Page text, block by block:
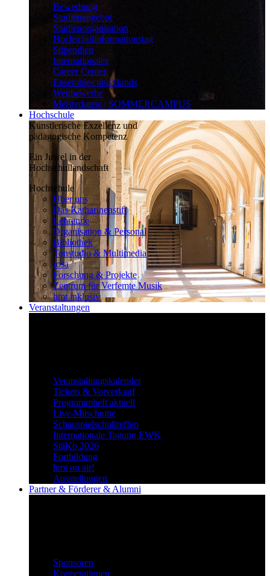
Bewerbung
Studienangebot
Studienorganisation
Hochschulinformationstag
Stipendien
Internationales
Career Center
Ensembles und Bands
Wettbewerbe
Meisterkurse | SOMMERCAMPUS
Hochschule
Künstlerische Exzellenz und
pädagogische Kompetenz
Ein Juwel in der
Hochschullandschaft
Hochschule
Über uns
Das Katharinenstift
Lehrende
Organisation & Personal
Bibliothek
Tonstudio & Multimedia
rosa
Forschung & Projekte
Zentrum für Verfemte Musik
hmt inklusiv
Veranstaltungen
Veranstaltungskalender
Tickets & Vorverkauf
Programmheft aktuell
Live-Mitschnitte
Schauspielschultreffen
Internationale Tagung EWK
StäKo 2026
Fortbildung
hmt on air!
Ausstellungen
Partner & Förderer & Alumni
Sponsoren
Kooperationen